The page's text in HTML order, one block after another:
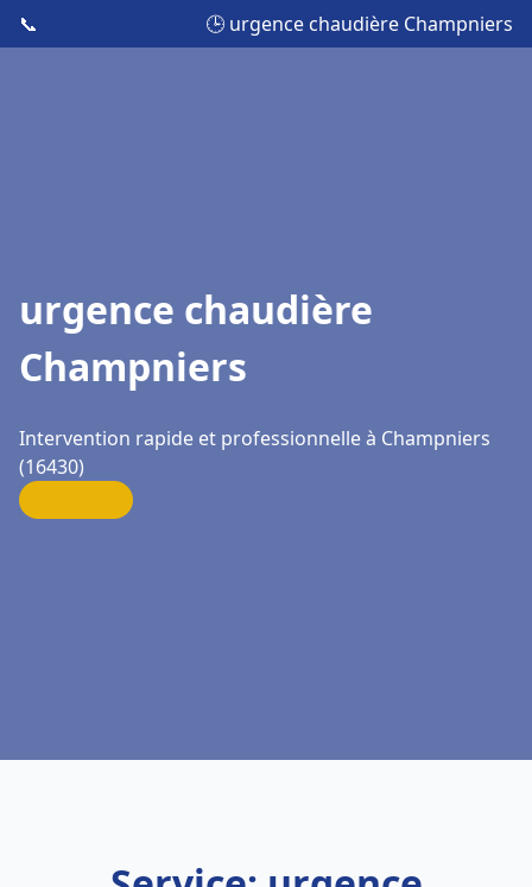
📞 🕒 urgence chaudière Champniers
urgence chaudière
Champniers
Intervention rapide et professionnelle à Champniers
(16430)